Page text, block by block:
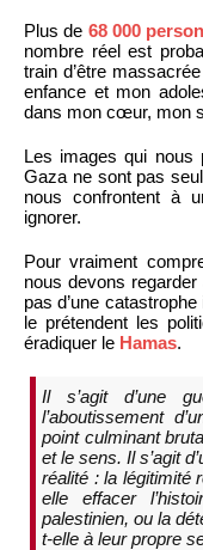
Plus de 68 000
nombre réel est
train d’être
enfance et mon
dans mon cœur, mon
Les images qui nous
Gaza ne sont pas
nous confrontent à
ignorer.
Pour vraiment
nous devons
pas d’une
le prétendent les
éradiquer le Hamas.
Il s’agit d’une
l’aboutissement
point culminant
et le sens. Il s’agit
réalité : la légitimité
elle effacer
palestinien, ou la
t-elle à leur propre